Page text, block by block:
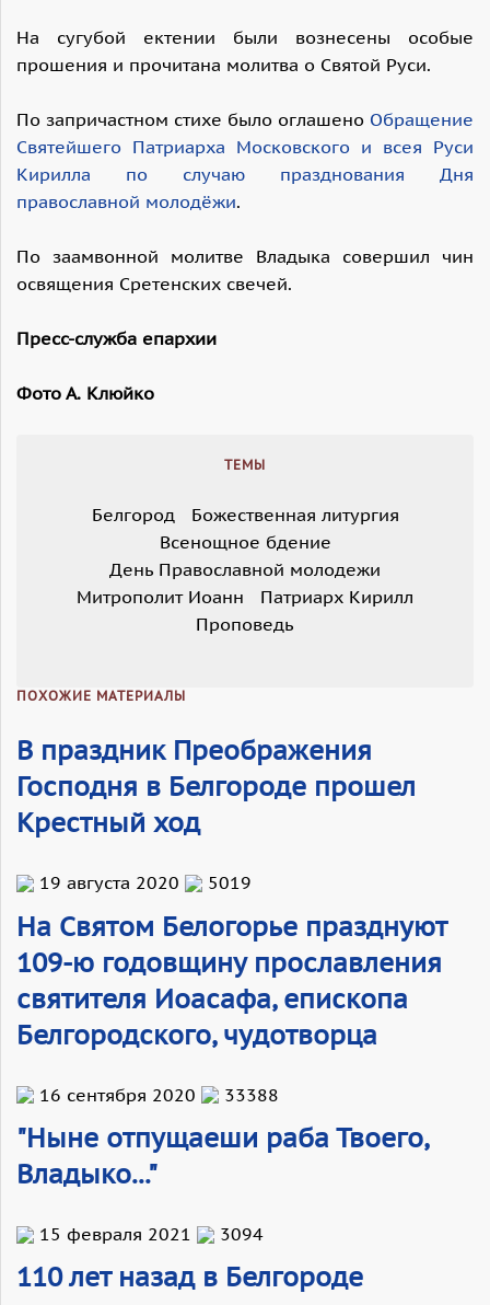
На сугубой ектении были вознесены особые
прошения и прочитана молитва о Святой Руси.
По запричастном стихе было оглашено Обращение
Святейшего Патриарха Московского и всея Руси
Кирилла по случаю празднования Дня
православной молодёжи.
По заамвонной молитве Владыка совершил чин
освящения Сретенских свечей.
Пресс-служба епархии
Фото А. Клюйко
ТЕМЫ
Белгород
Божественная литургия
Всенощное бдение
День Православной молодежи
Митрополит Иоанн
Патриарх Кирилл
Проповедь
ПОХОЖИЕ МАТЕРИАЛЫ
В праздник Преображения
Господня в Белгороде прошел
Крестный ход
19 августа 2020 5019
На Святом Белогорье празднуют
109-ю годовщину прославления
святителя Иоасафа, епископа
Белгородского, чудотворца
16 сентября 2020 33388
"Ныне отпущаеши раба Твоего,
Владыко..."
15 февраля 2021 3094
110 лет назад в Белгороде